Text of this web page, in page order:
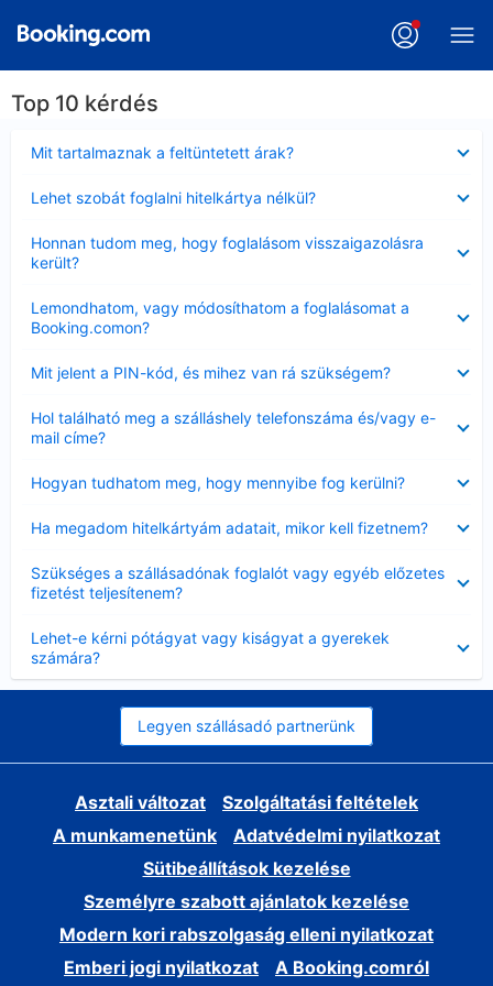
Top 10 kérdés
Mit tartalmaznak a feltüntetett árak?
Lehet szobát foglalni hitelkártya nélkül?
Honnan tudom meg, hogy foglalásom visszaigazolásra
került?
Lemondhatom, vagy módosíthatom a foglalásomat a
Booking.comon?
Mit jelent a PIN-kód, és mihez van rá szükségem?
Hol található meg a szálláshely telefonszáma és/vagy e-
mail címe?
Hogyan tudhatom meg, hogy mennyibe fog kerülni?
Ha megadom hitelkártyám adatait, mikor kell fizetnem?
Szükséges a szállásadónak foglalót vagy egyéb előzetes
fizetést teljesítenem?
Lehet-e kérni pótágyat vagy kiságyat a gyerekek
számára?
Legyen szállásadó partnerünk
Asztali változat
Szolgáltatási feltételek
A munkamenetünk
Adatvédelmi nyilatkozat
Sütibeállítások kezelése
Személyre szabott ajánlatok kezelése
Modern kori rabszolgaság elleni nyilatkozat
Emberi jogi nyilatkozat
A Booking.comról